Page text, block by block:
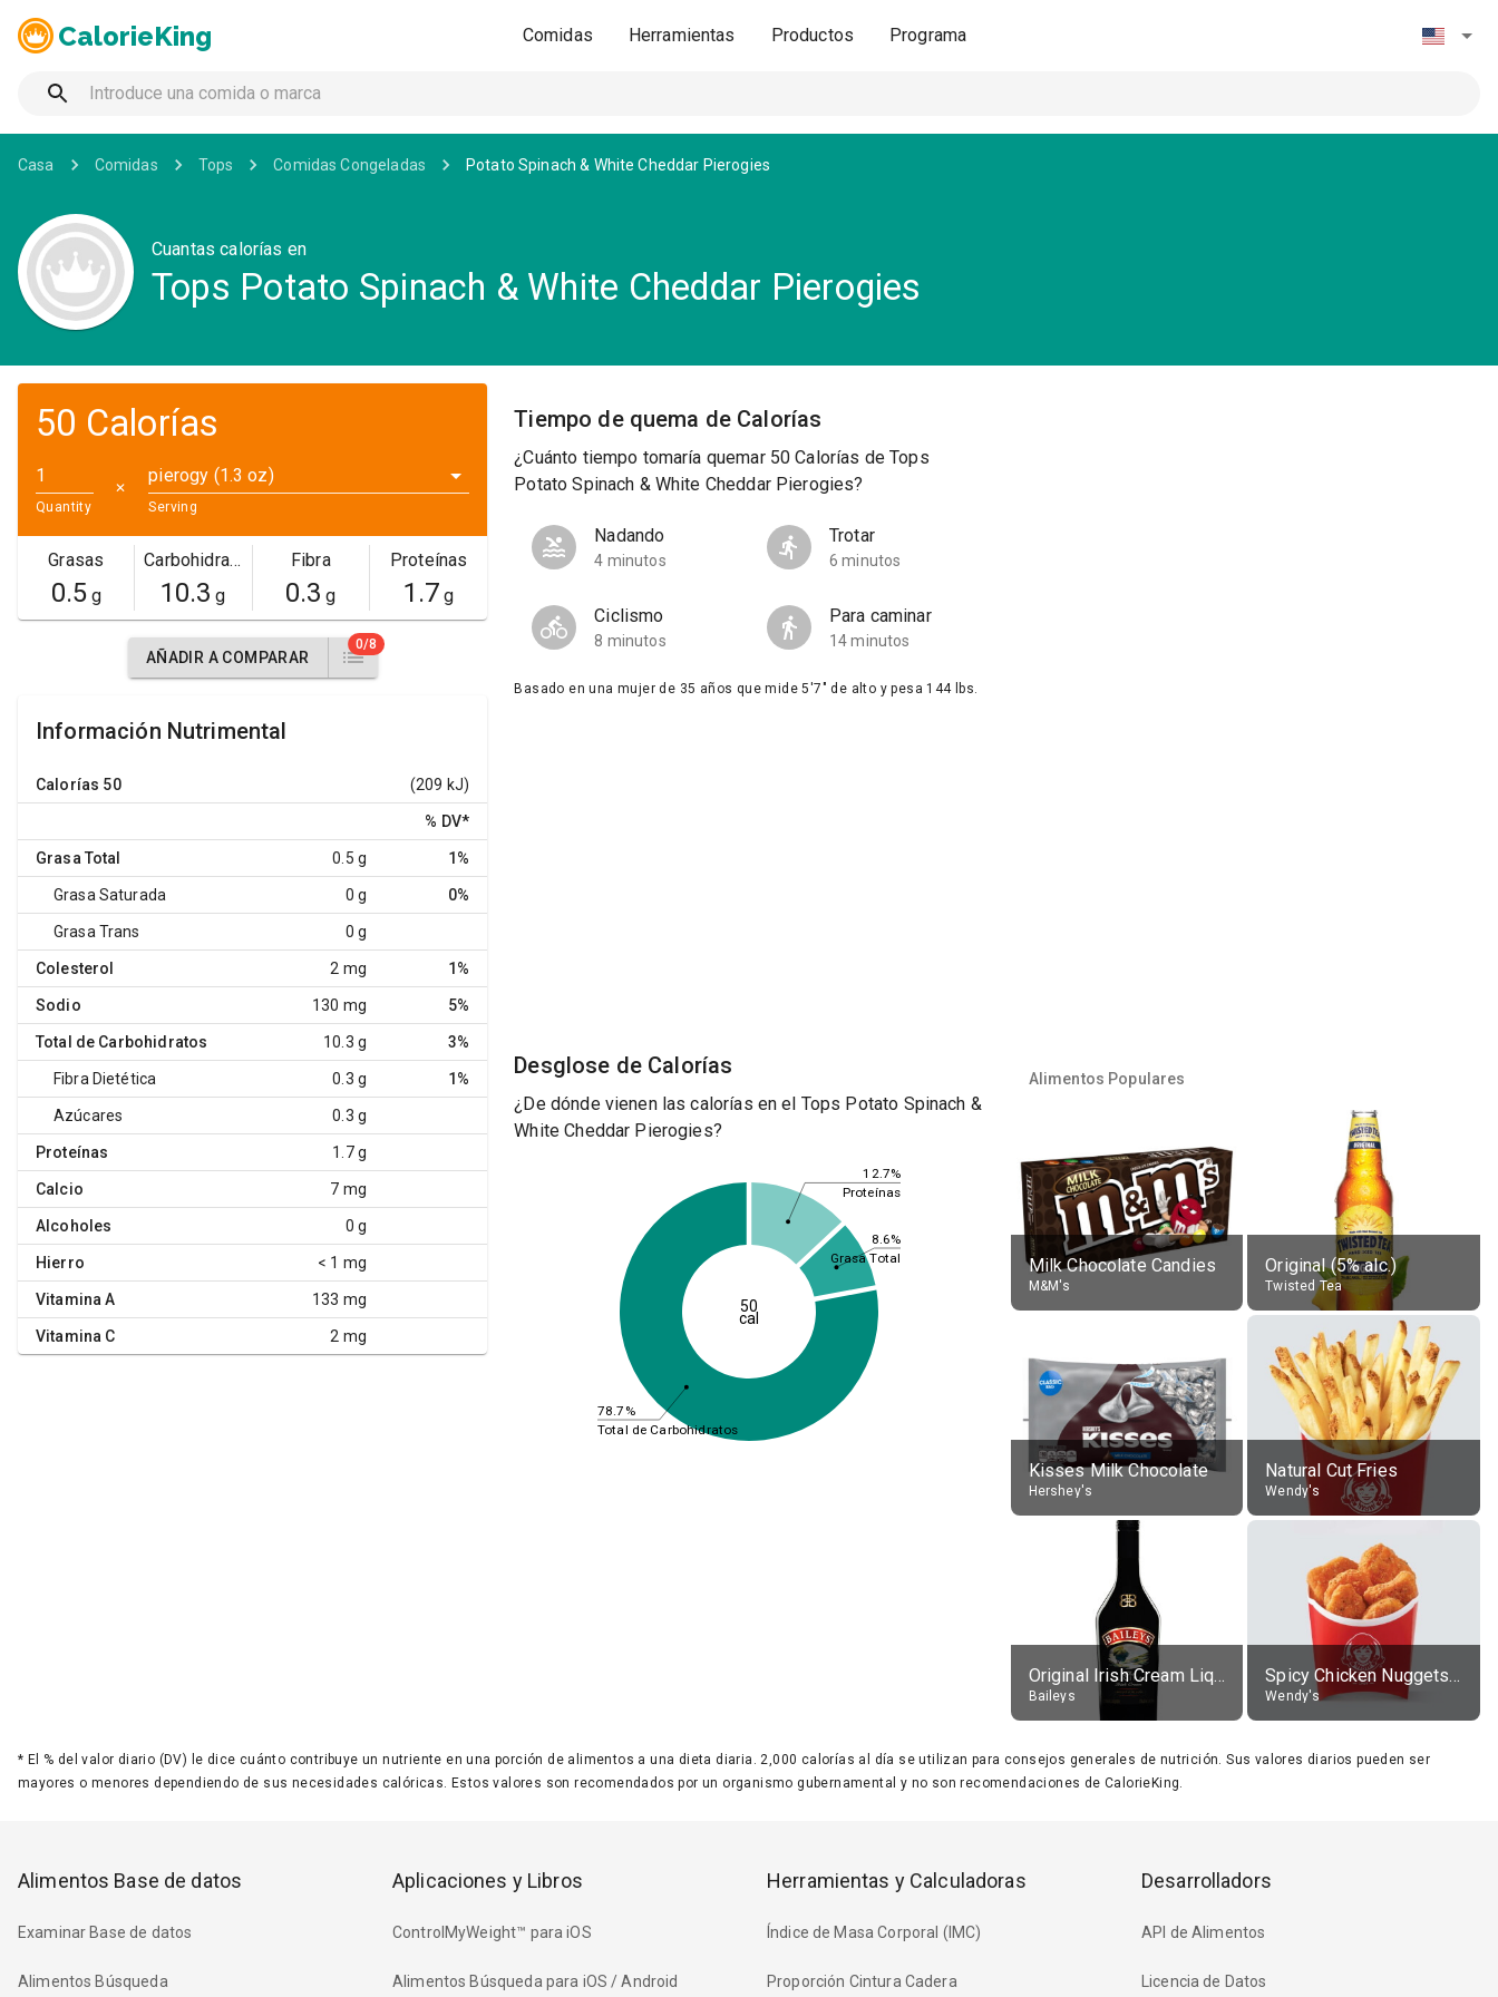
CalorieKing Comidas Herramientas Productos Programa
Casa Comidas Tops Comidas Congeladas Potato Spinach & White Cheddar Pierogies
Cuantas calorías en
Tops Potato Spinach & White Cheddar Pierogies
50 Calorías
Quantity
✕
pierogy (1.3 oz)
Serving
Grasas
0.5g
Carbohidratos
10.3 g
Fibra
0.3 g
Proteínas
1.7 g
AÑADIR A COMPARAR
0/8
Información Nutrimental
Calorías 50 (209 kJ)
% DV*
Grasa Total 0.5 g 1%
Grasa Saturada 0 g 0%
Grasa Trans 0 g
Colesterol 2 mg 1%
Sodio 130 mg 5%
Total de Carbohidratos 10.3 g 3%
Fibra Dietética 0.3 g 1%
Azúcares 0.3 g
Proteínas 1.7 g
Calcio 7 mg
Alcoholes 0 g
Hierro < 1 mg
Vitamina A 133 mg
Vitamina C 2 mg
Tiempo de quema de Calorías
¿Cuánto tiempo tomaría quemar 50 Calorías de Tops
Potato Spinach & White Cheddar Pierogies?
Nadando
4 minutos
Trotar
6 minutos
Ciclismo
8 minutos
Para caminar
14 minutos
Basado en una mujer de 35 años que mide 5'7" de alto y pesa 144 lbs.
Desglose de Calorías
¿De dónde vienen las calorías en el Tops Potato Spinach &
White Cheddar Pierogies?
12.7%
8.6%
78.7%
Proteínas
Grasa Total
Total de Carbohidratos
50
cal
Alimentos Populares
Milk Chocolate Candies
M&M's
Original (5% alc.)
Twisted Tea
Kisses Milk Chocolate
Hershey's
Natural Cut Fries
Wendy's
Original Irish Cream Liqueur (17% alc.)
Baileys
Spicy Chicken Nuggets, without sauce
Wendy's
* El % del valor diario (DV) le dice cuánto contribuye un nutriente en una porción de alimentos a una dieta diaria. 2,000 calorías al día se utilizan para consejos generales de nutrición. Sus valores diarios pueden ser
mayores o menores dependiendo de sus necesidades calóricas. Estos valores son recomendados por un organismo gubernamental y no son recomendaciones de CalorieKing.
Alimentos Base de datos
Examinar Base de datos
Alimentos Búsqueda
Aplicaciones y Libros
ControlMyWeight™ para iOS
Alimentos Búsqueda para iOS / Android
Herramientas y Calculadoras
Índice de Masa Corporal (IMC)
Proporción Cintura Cadera
Desarrolladors
API de Alimentos
Licencia de Datos